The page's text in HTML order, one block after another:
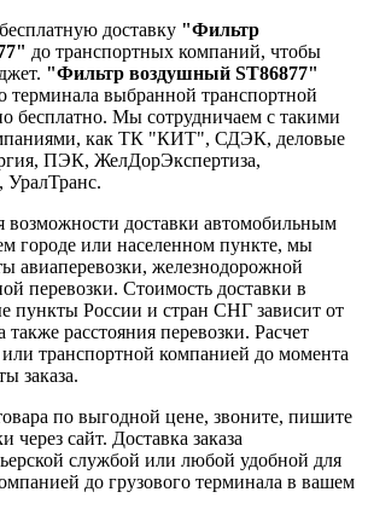
доставку "Фильтр
до транспортных компаний, чтобы
"Фильтр воздушный ST86877"
терминала выбранной транспортной
бесплатно. Мы сотрудничаем с такими
как ТК "КИТ", СДЭК, деловые
ПЭК, ЖелДорЭкспертиза,
УралТранс.
возможности доставки автомобильным
городе или населенном пункте, мы
авиаперевозки, железнодорожной
перевозки. Стоимость доставки в
пункты России и стран СНГ зависит от
также расстояния перевозки. Расчет
транспортной компанией до момента
заказа.
по выгодной цене, звоните, пишите
через сайт. Доставка заказа
службой или любой удобной для
до грузового терминала в вашем